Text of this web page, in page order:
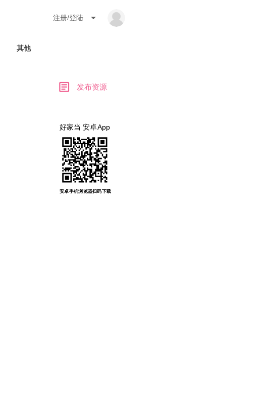
注册/登陆 arrow_drop_down
其他
article 发布资源
好家当 安卓App
安卓手机浏览器扫码下载